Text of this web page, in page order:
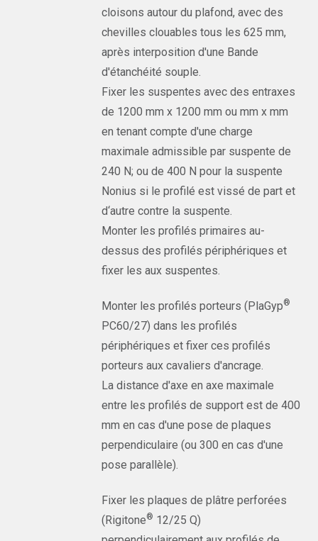
cloisons autour du plafond, avec des
chevilles clouables tous les 625 mm,
après interposition d'une Bande
d'étanchéité souple.
Fixer les suspentes avec des entraxes
de 1200 mm x 1200 mm ou mm x mm
en tenant compte d'une charge
maximale admissible par suspente de
240 N; ou de 400 N pour la suspente
Nonius si le profilé est vissé de part et
d‘autre contre la suspente.
Monter les profilés primaires au-
dessus des profilés périphériques et
fixer les aux suspentes.
Monter les profilés porteurs (PlaGyp®
PC60/27) dans les profilés
périphériques et fixer ces profilés
porteurs aux cavaliers d'ancrage.
La distance d'axe en axe maximale
entre les profilés de support est de 400
mm en cas d'une pose de plaques
perpendiculaire (ou 300 en cas d'une
pose parallèle).
Fixer les plaques de plâtre perforées
(Rigitone® 12/25 Q)